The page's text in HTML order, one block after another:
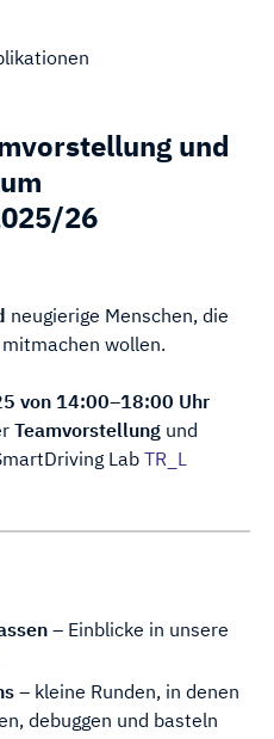
und
26
neugierige Menschen, die
wollen.
von 14:00–18:00 Uhr
Teamvorstellung und
LabTR_L
– Einblicke in unsere
– kleine Runden, in denen
debuggen und basteln